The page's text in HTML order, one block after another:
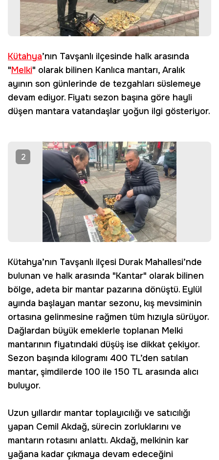
Kütahya’nın Tavşanlı ilçesinde halk arasında
"Melki" olarak bilinen Kanlıca mantarı, Aralık
ayının son günlerinde de tezgahları süslemeye
devam ediyor. Fiyatı sezon başına göre hayli
düşen mantara vatandaşlar yoğun ilgi gösteriyor.
2
Kütahya’nın Tavşanlı ilçesi Durak Mahallesi’nde
bulunan ve halk arasında "Kantar" olarak bilinen
bölge, adeta bir mantar pazarına dönüştü. Eylül
ayında başlayan mantar sezonu, kış mevsiminin
ortasına gelinmesine rağmen tüm hızıyla sürüyor.
Dağlardan büyük emeklerle toplanan Melki
mantarının fiyatındaki düşüş ise dikkat çekiyor.
Sezon başında kilogramı 400 TL’den satılan
mantar, şimdilerde 100 ile 150 TL arasında alıcı
buluyor.
Uzun yıllardır mantar toplayıcılığı ve satıcılığı
yapan Cemil Akdağ, sürecin zorluklarını ve
mantarın rotasını anlattı. Akdağ, melkinin kar
yağana kadar çıkmaya devam edeceğini